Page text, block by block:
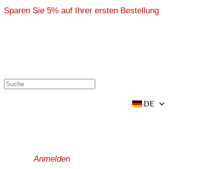
前
Sparen Sie 5% auf Ihrer ersten Bestellung
Anmelden
DE